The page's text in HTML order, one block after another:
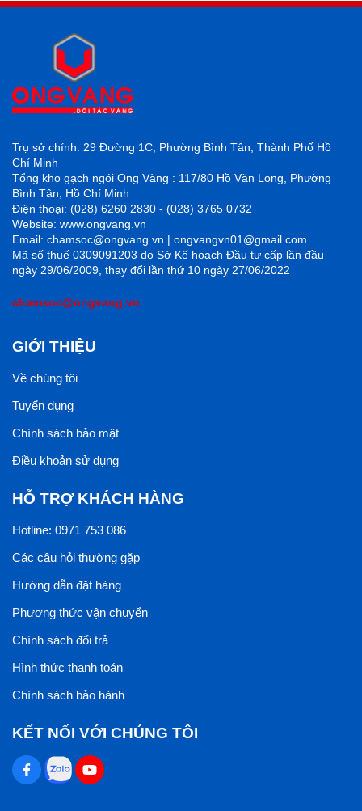
Trụ sở chính: 29 Đường 1C, Phường Bình Tân, Thành Phố Hồ
Chí Minh
Tổng kho gạch ngói Ong Vàng : 117/80 Hồ Văn Long, Phường
Bình Tân, Hồ Chí Minh
Điện thoại: (028) 6260 2830 - (028) 3765 0732
Website: www.ongvang.vn
Email: chamsoc@ongvang.vn | ongvangvn01@gmail.com
Mã số thuế 0309091203 do Sở Kế hoạch Đầu tư cấp lần đầu
ngày 29/06/2009, thay đổi lần thứ 10 ngày 27/06/2022
chamsoc@ongvang.vn
GIỚI THIỆU
Về chúng tôi
Tuyển dụng
Chính sách bảo mật
Điều khoản sử dụng
HỖ TRỢ KHÁCH HÀNG
Hotline: 0971 753 086
Các câu hỏi thường gặp
Hướng dẫn đặt hàng
Phương thức vận chuyển
Chính sách đổi trả
Hình thức thanh toán
Chính sách bảo hành
KẾT NỐI VỚI CHÚNG TÔI